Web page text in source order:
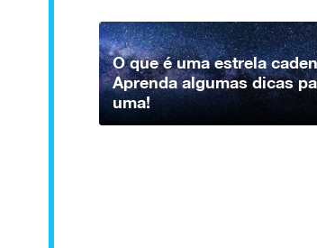
O que é uma estrela
Aprenda algumas dicas
uma!